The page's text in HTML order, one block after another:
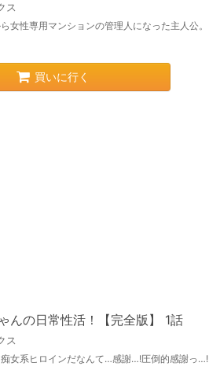
ス
女性専用マンションの管理人になった主人公。
買いに行く
んの日常性活！【完全版】 1話
ス
女系ヒロインだなんて…感謝…!圧倒的感謝っ…!